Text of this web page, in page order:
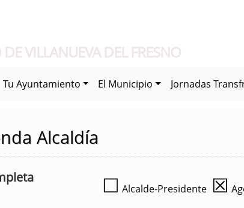
VILLANUEVA DEL FRESNO
Tu Ayuntamiento El Municipio Jornadas
Alcaldía
☐ Alcalde-Presidente ☒